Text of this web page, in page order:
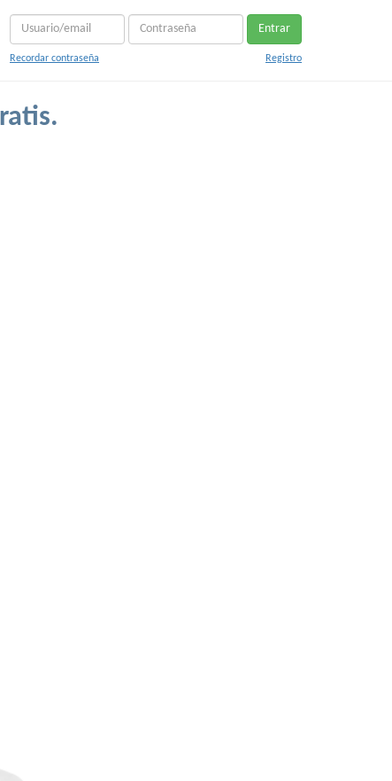
Entrar
Recordar contraseña Registro